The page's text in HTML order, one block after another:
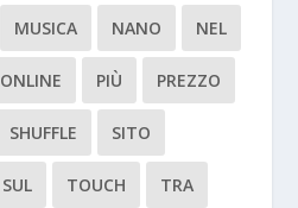
MUSICA NANO NEL
ONLINE PIÙ PREZZO
SHUFFLE SITO
SUL TOUCH TRA